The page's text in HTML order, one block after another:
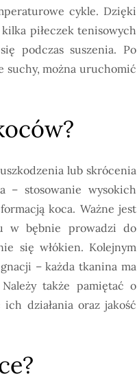
cykle. Dzięki
piłeczek tenisowych
podczas suszenia. Po
suchy, można uruchomić
lub skrócenia
– stosowanie wysokich
koca. Ważne jest
w bębnie prowadzi do
się włókien. Kolejnym
– każda tkanina ma
także pamiętać o
działania oraz jakość